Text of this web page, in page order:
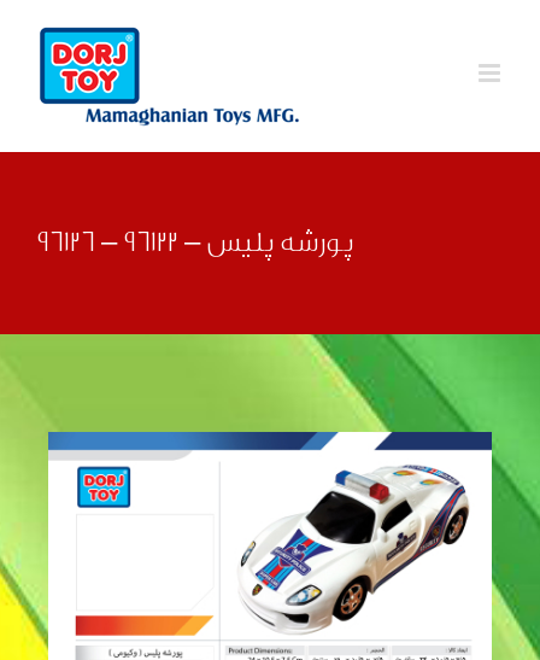
content
پورشه پلیس – 96122 – 96126
قبلی بعدی
پورشه پلیس – 96122 – 96126